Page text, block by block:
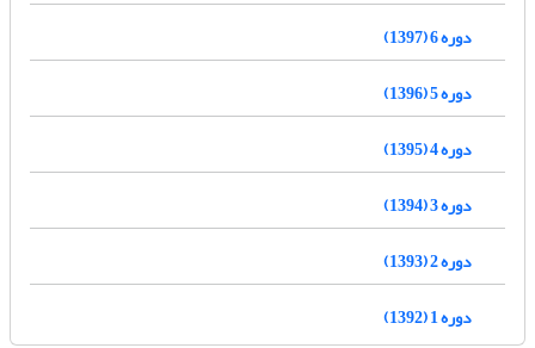
دوره 6 (1397)
دوره 5 (1396)
دوره 4 (1395)
دوره 3 (1394)
دوره 2 (1393)
دوره 1 (1392)